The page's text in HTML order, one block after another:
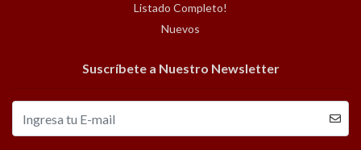
Listado Completo!
Nuevos
Suscríbete a Nuestro Newsletter